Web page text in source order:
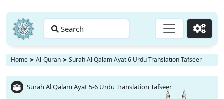
Search Go
Home ➤ Al-Quran ➤ Surah Al Qalam Ayat 6 Urdu Translation Tafseer
Surah Al Qalam Ayat 5-6 Urdu Translation Tafseer